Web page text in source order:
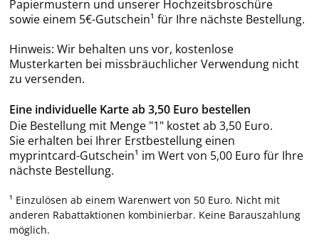
Papiermustern und unserer Hochzeitsbroschüre
sowie einem 5€-Gutschein¹ für Ihre nächste Bestellung.
Hinweis: Wir behalten uns vor, kostenlose
Musterkarten bei missbräuchlicher Verwendung nicht
zu versenden.
Eine individuelle Karte ab 3,50 Euro bestellen
Die Bestellung mit Menge "1" kostet ab 3,50 Euro.
Sie erhalten bei Ihrer Erstbestellung einen
myprintcard-Gutschein¹ im Wert von 5,00 Euro für Ihre
nächste Bestellung.
¹ Einzulösen ab einem Warenwert von 50 Euro. Nicht mit
anderen Rabattaktionen kombinierbar. Keine Barauszahlung
möglich.